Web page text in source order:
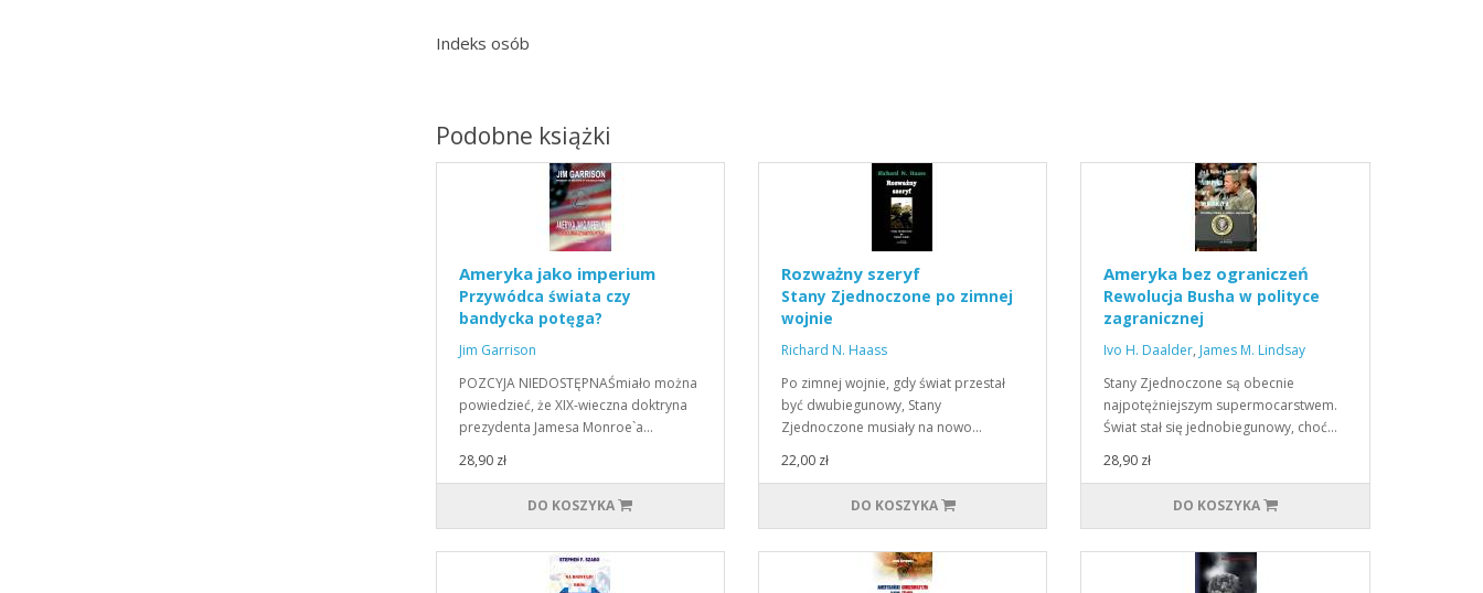
Indeks osób
Podobne książki
Ameryka jako imperium
Przywódca świata czy
bandycka potęga?
Jim Garrison
POZCYJA NIEDOSTĘPNAŚmiało można
powiedzieć, że XIX-wieczna doktryna
prezydenta Jamesa Monroe`a…
28,90 zł
DO KOSZYKA
Rozważny szeryf
Stany Zjednoczone po zimnej
wojnie
Richard N. Haass
Po zimnej wojnie, gdy świat przestał
być dwubiegunowy, Stany
Zjednoczone musiały na nowo…
22,00 zł
DO KOSZYKA
Ameryka bez ograniczeń
Rewolucja Busha w polityce
zagranicznej
Ivo H. Daalder, James M. Lindsay
Stany Zjednoczone są obecnie
najpotężniejszym supermocarstwem.
Świat stał się jednobiegunowy, choć…
28,90 zł
DO KOSZYKA